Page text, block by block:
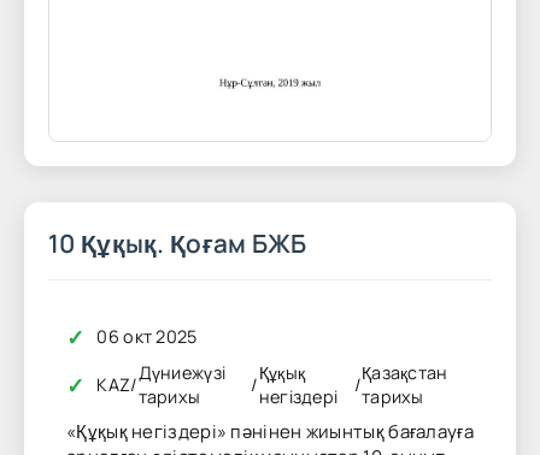
10 Құқық. Қоғам БЖБ
✓ 06 окт 2025
✓ KAZ/
Дүниежүзі
тарихы
/
Құқық
негіздері
/
Қазақстан
тарихы
«Құқық негіздері» пәнінен жиынтық бағалауға